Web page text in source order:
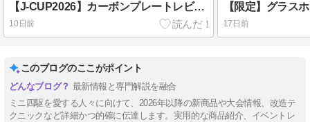
【J-CUP2026】カーボンプレートレビュー｜直線形状で使い方が広がる
10日前 17日前
このブログのここがポイント
最新情報と専門解説を融合
ミニ四駆を愛する人々に向けて、2026年以降の新商品や大会情報、改造テ
クニックなど詳細かつ的確に伝達します。実用的な商品紹介、イベントレ